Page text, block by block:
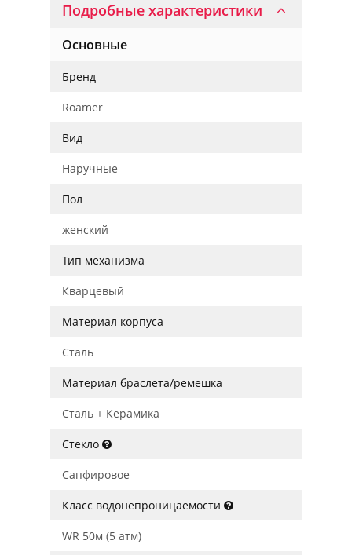
Подробные характеристики
Основные
Бренд
Roamer
Вид
Наручные
Пол
женский
Тип механизма
Кварцевый
Материал корпуса
Сталь
Материал браслета/ремешка
Сталь + Керамика
Стекло
Сапфировое
Класс водонепроницаемости
WR 50м (5 атм)